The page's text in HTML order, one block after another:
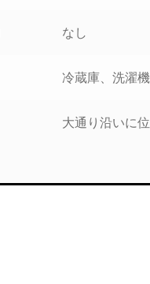
なし
冷蔵庫、洗濯
大通り沿いに